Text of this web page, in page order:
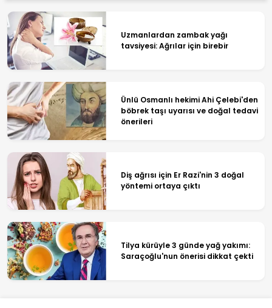
Uzmanlardan zambak yağı
tavsiyesi: Ağrılar için birebir
Ünlü Osmanlı hekimi Ahi Çelebi'den
böbrek taşı uyarısı ve doğal tedavi
önerileri
Diş ağrısı için Er Razi'nin 3 doğal
yöntemi ortaya çıktı
Tilya kürüyle 3 günde yağ yakımı:
Saraçoğlu'nun önerisi dikkat çekti